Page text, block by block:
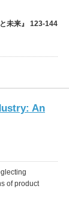
未来』 123-144
An
of product